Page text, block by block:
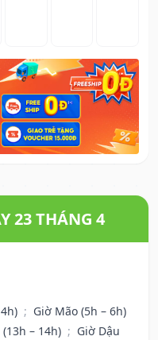
23 THÁNG 4
; Giờ Mão (5h – 6h)
– 14h) ; Giờ Dậu